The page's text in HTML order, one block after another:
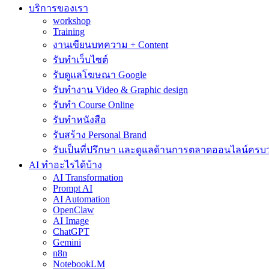
บริการของเรา
workshop
Training
งานเขียนบทความ + Content
รับทำเว็บไซต์
รับดูแลโฆษณา Google
รับทำงาน Video & Graphic design
รับทำ Course Online
รับทำหนังสือ
รับสร้าง Personal Brand
รับเป็นที่ปรึกษา และดูแลด้านการตลาดออนไลน์ครบ
AI ทำอะไรได้บ้าง
AI Transformation
Prompt AI
AI Automation
OpenClaw
AI Image
ChatGPT
Gemini
n8n
NotebookLM